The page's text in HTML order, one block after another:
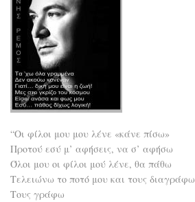
“Οι φίλοι μου μου λένε «κάνε πίσω»
Προτού εσύ μ’ αφήσεις, να σ’ αφήσω
Όλοι μου οι φίλοι μού λένε, θα πάθω
Τελειώνω το ποτό μου και τους διαγράφω
Τους γράφω